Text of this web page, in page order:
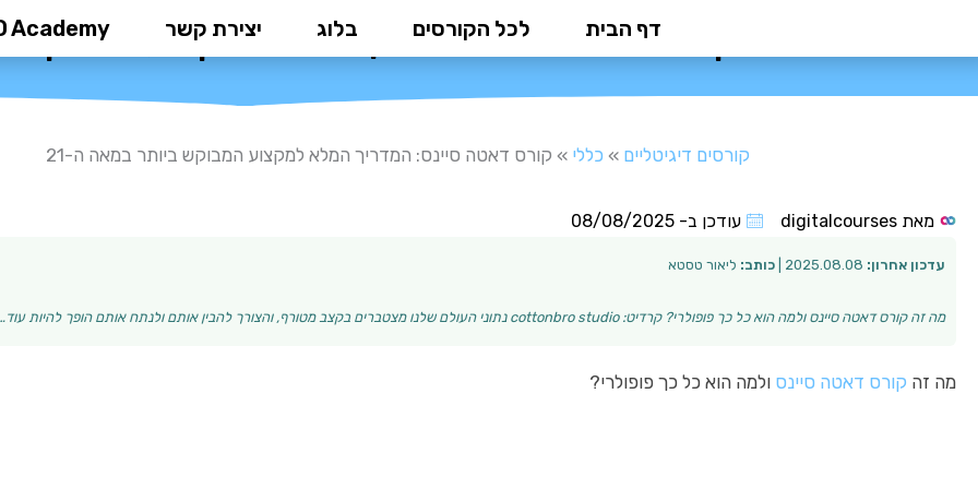
דף הבית לכל הקורסים בלוג יצירת קשר Academy
קורס דאטה סיינס: המדריך המלא למקצוע המבוקש
קורסים דיגיטליים » כללי » קורס דאטה סיינס: המדריך המלא למקצוע המבוקש ביותר במאה ה-21
מאת עודכן ב- 08/08/2025
עדכון אחרון: כותב: ליאור טסטא
מה זה קורס דאטה סיינס ולמה הוא כל כך פופולרי? קרדיט: cottonbro studio נתוני העולם שלנו מצטברים בקצב מטורף, והצורך להבין אותם ולנתח אותם הופך להיות עוד…
מה זה קורס דאטה סיינס ולמה הוא כל כך פופולרי?